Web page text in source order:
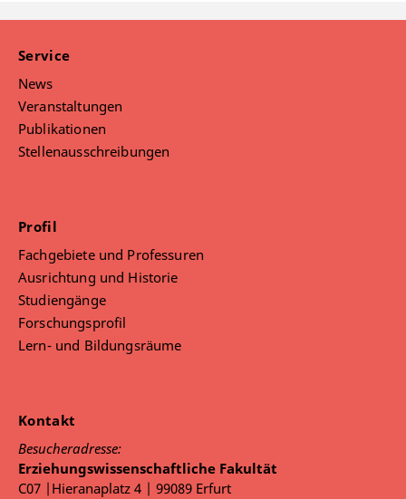
Service
News
Veranstaltungen
Publikationen
Stellenausschreibungen
Profil
Fachgebiete und Professuren
Ausrichtung und Historie
Studiengänge
Forschungsprofil
Lern- und Bildungsräume
Kontakt
Besucheradresse:
Erziehungswissenschaftliche Fakultät
C07 |Hieranaplatz 4 | 99089 Erfurt